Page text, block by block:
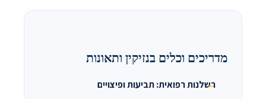
מדריכים וכלים בנזיקין ותאונות
רשלנות רפואית: תביעות ופיצויים